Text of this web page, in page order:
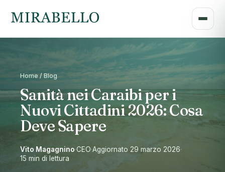
Home / Blog
Sanità nei Caraibi per i
Nuovi Cittadini 2026: Cosa
Deve Sapere
Vito Magagnino·CEO·Aggiornato 29 marzo 2026·
15 min di lettura